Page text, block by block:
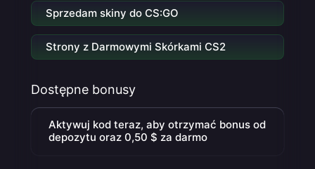
Sprzedam skiny do CS:GO
Strony z Darmowymi Skórkami CS2
Dostępne bonusy
Aktywuj kod teraz, aby otrzymać bonus od
depozytu oraz 0,50 $ za darmo